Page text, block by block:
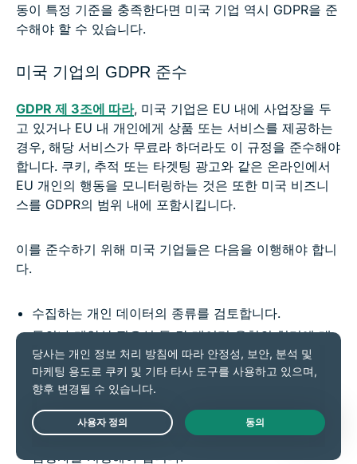
동이 특정 기준을 충족한다면 미국 기업 역시 GDPR을 준
수해야 할 수 있습니다.
미국 기업의 GDPR 준수
GDPR 제 3조에 따라, 미국 기업은 EU 내에 사업장을 두
고 있거나 EU 내 개인에게 상품 또는 서비스를 제공하는
경우, 해당 서비스가 무료라 하더라도 이 규정을 준수해야
합니다. 쿠키, 추적 또는 타겟팅 광고와 같은 온라인에서
EU 개인의 행동을 모니터링하는 것은 또한 미국 비즈니
스를 GDPR의 범위 내에 포함시킵니다.
이를 준수하기 위해 미국 기업들은 다음을 이행해야 합니
다.
수집하는 개인 데이터의 종류를 검토합니다.
동의나 계약상 필요성 등 각 데이터 유형의 처리에 대
한 명확한 법적 근거를 마련합니다.
EU에서 미국으로의 모든 데이터 전송을 검토하고, 표
준 계약 조항(SCC)과 같은 적절한 보호 조치가 마련되
어 있는지 확인합니다.
EU 내에 물리적 사업장이 없는 경우, EU 내에 GDPR
담당자를 지정해야 합니다.
Live Chat